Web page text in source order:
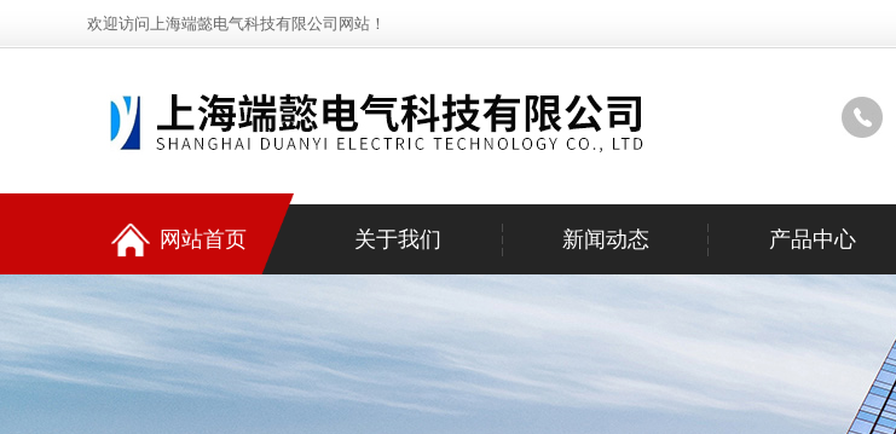
欢迎访问上海端懿电气科技有限公司网站！
网站首页 关于我们 新闻动态 产品中心